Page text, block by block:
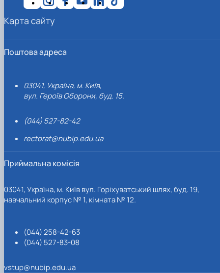
Поштова адреса
03041, Україна, м. Київ,
вул. Героїв Оборони, буд. 15.
(044) 527-82-42
rectorat@nubip.edu.ua
Приймальна комісія
03041, Україна, м. Київ вул. Горіхуватський шлях, буд. 19,
навчальний корпус № 1, кімната № 12.
(044) 258-42-63
(044) 527-83-08
vstup@nubip.edu.ua
Карта сайту